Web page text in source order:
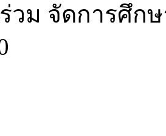
วม จัดการศึก